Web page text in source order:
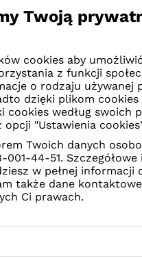
zaktualizowanego konta
przed zmianą”
przed zmianą
wybrany przez Ciebie
Logowanie
eduVULCAN
konto szkolne